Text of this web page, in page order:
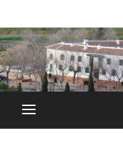
al
contenido